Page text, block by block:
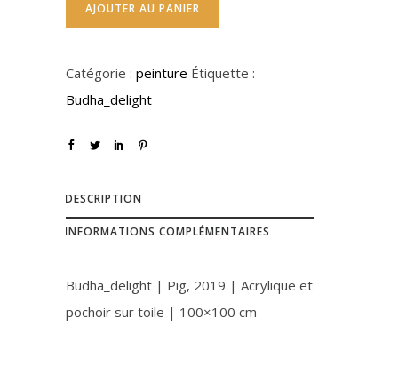
AJOUTER AU PANIER
Catégorie : peinture Étiquette :
Budha_delight
DESCRIPTION
INFORMATIONS COMPLÉMENTAIRES
Budha_delight | Pig, 2019 | Acrylique et
pochoir sur toile | 100×100 cm